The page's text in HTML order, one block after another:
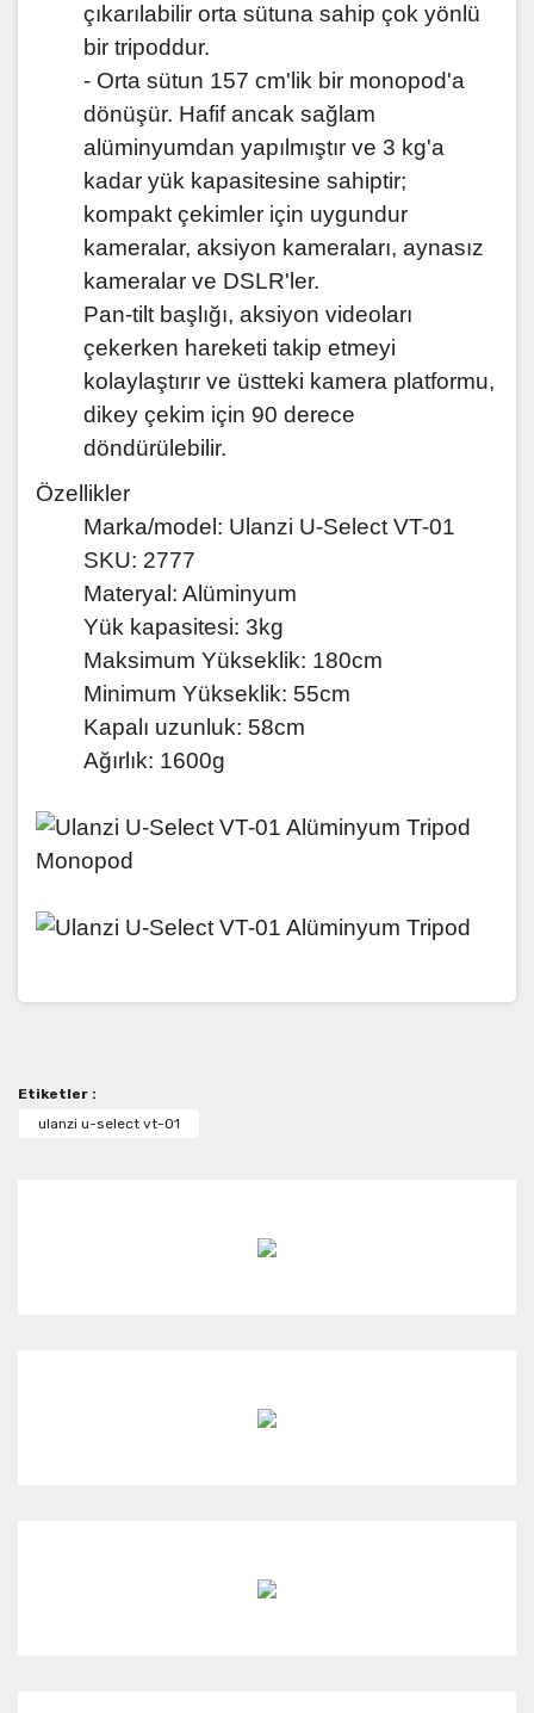
çıkarılabilir orta sütuna sahip çok yönlü
bir tripoddur.
- Orta sütun 157 cm'lik bir monopod'a
dönüşür. Hafif ancak sağlam
alüminyumdan yapılmıştır ve 3 kg'a
kadar yük kapasitesine sahiptir;
kompakt çekimler için uygundur
kameralar, aksiyon kameraları, aynasız
kameralar ve DSLR'ler.
Pan-tilt başlığı, aksiyon videoları
çekerken hareketi takip etmeyi
kolaylaştırır ve üstteki kamera platformu,
dikey çekim için 90 derece
döndürülebilir.
Özellikler
Marka/model: Ulanzi U-Select VT-01
SKU: 2777
Materyal: Alüminyum
Yük kapasitesi: 3kg
Maksimum Yükseklik: 180cm
Minimum Yükseklik: 55cm
Kapalı uzunluk: 58cm
Ağırlık: 1600g
Ürün resmi kalitesiz, bozuk veya görüntülenemiyor.
Bu ürüne benzer farklı alternatifler olmalı.
Gönder
Etiketler :
ulanzi u-select vt-01